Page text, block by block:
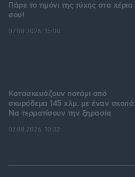
Πάρε το τιμόνι της τύχης στα χέρια
σου!
07.08.2026, 15:00
Κατασκευάζουν ποτάμι από
σκυρόδεμα 145 χλμ. με έναν σκοπό:
Να τερματίσουν την ξηρασία
07.08.2026, 10:32